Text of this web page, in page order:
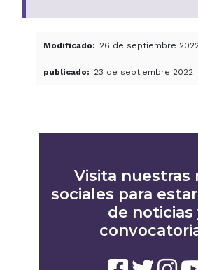
Modificado 26 de septiembre 2022
publicado 23 de septiembre 2022
Visita nuestras
sociales para
de noticias